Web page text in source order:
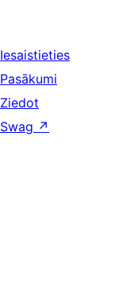
Iesaistieties
Pasākumi
Ziedot
Swag ↗